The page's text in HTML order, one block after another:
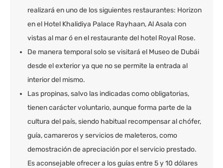
realizará en uno de los siguientes restaurantes: Horizon
en el Hotel Khalidiya Palace Rayhaan, Al Asala con
vistas al mar ó en el restaurante del hotel Royal Rose.
De manera temporal solo se visitará el Museo de Dubái
desde el exterior ya que no se permite la entrada al
interior del mismo.
Las propinas, salvo las indicadas como obligatorias,
tienen carácter voluntario, aunque forma parte de la
cultura del país, siendo habitual recompensar al chófer,
guía, camareros y servicios de maleteros, como
demostración de apreciación por el servicio prestado.
Es aconsejable ofrecer a los guías entre 5 y 10 dólares